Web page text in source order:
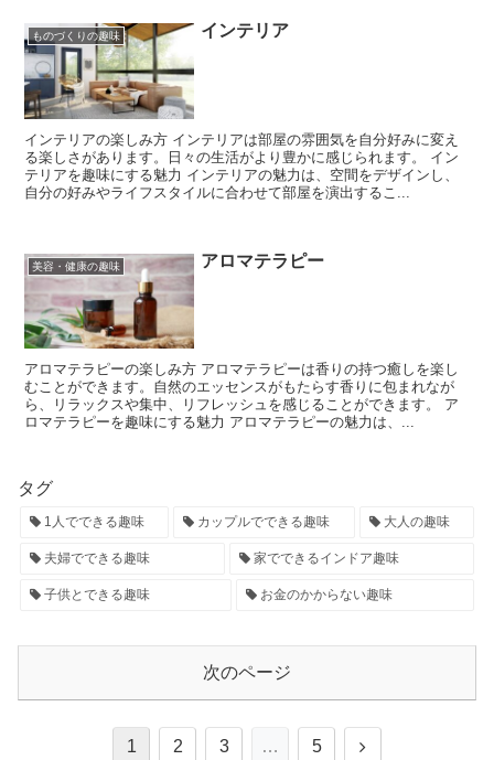
ものづくりの趣味 インテリア
インテリアの楽しみ方 インテリアは部屋の雰囲気を自分好みに変え
る楽しさがあります。日々の生活がより豊かに感じられます。 イン
テリアを趣味にする魅力 インテリアの魅力は、空間をデザインし、
自分の好みやライフスタイルに合わせて部屋を演出するこ...
美容・健康の趣味 アロマテラピー
アロマテラピーの楽しみ方 アロマテラピーは香りの持つ癒しを楽し
むことができます。自然のエッセンスがもたらす香りに包まれなが
ら、リラックスや集中、リフレッシュを感じることができます。 ア
ロマテラピーを趣味にする魅力 アロマテラピーの魅力は、...
タグ
1人でできる趣味 カップルでできる趣味 大人の趣味
夫婦でできる趣味 家でできるインドア趣味
子供とできる趣味 お金のかからない趣味
次のページ
1 2 3 … 5